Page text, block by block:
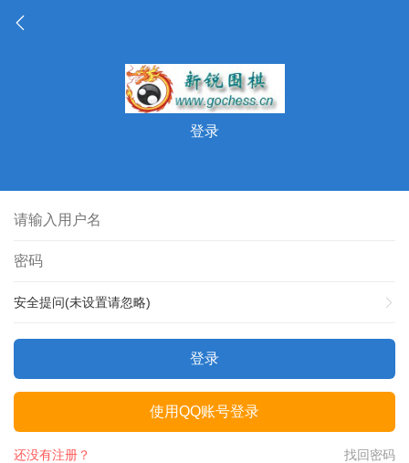
登录
安全提问(未设置请忽略)
登录
使用QQ账号登录
找回密码
还没有注册？